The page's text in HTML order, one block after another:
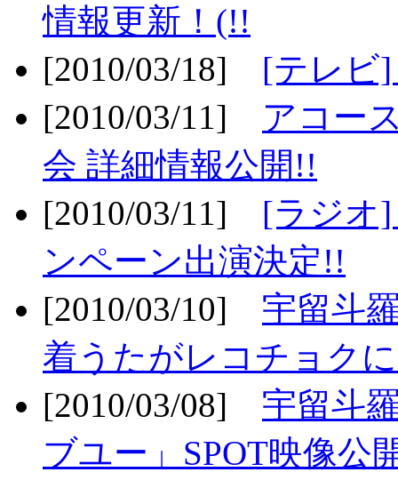
情報更新！(!!
[2010/03/18] [テレビ
[2010/03/11] アコー
会 詳細情報公開!!
[2010/03/11] [ラジオ
ンペーン出演決定!!
[2010/03/10] 宇留斗
着うたがレコチョク
[2010/03/08] 宇留斗
ブユー」SPOT映像公